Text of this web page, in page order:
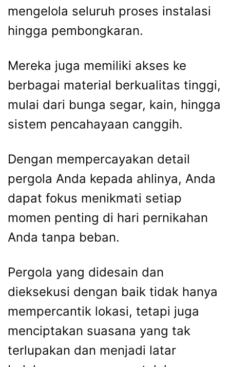
mengelola seluruh proses instalasi
hingga pembongkaran.
Mereka juga memiliki akses ke
berbagai material berkualitas tinggi,
mulai dari bunga segar, kain, hingga
sistem pencahayaan canggih.
Dengan mempercayakan detail
pergola Anda kepada ahlinya, Anda
dapat fokus menikmati setiap
momen penting di hari pernikahan
Anda tanpa beban.
Pergola yang didesain dan
dieksekusi dengan baik tidak hanya
mempercantik lokasi, tetapi juga
menciptakan suasana yang tak
terlupakan dan menjadi latar